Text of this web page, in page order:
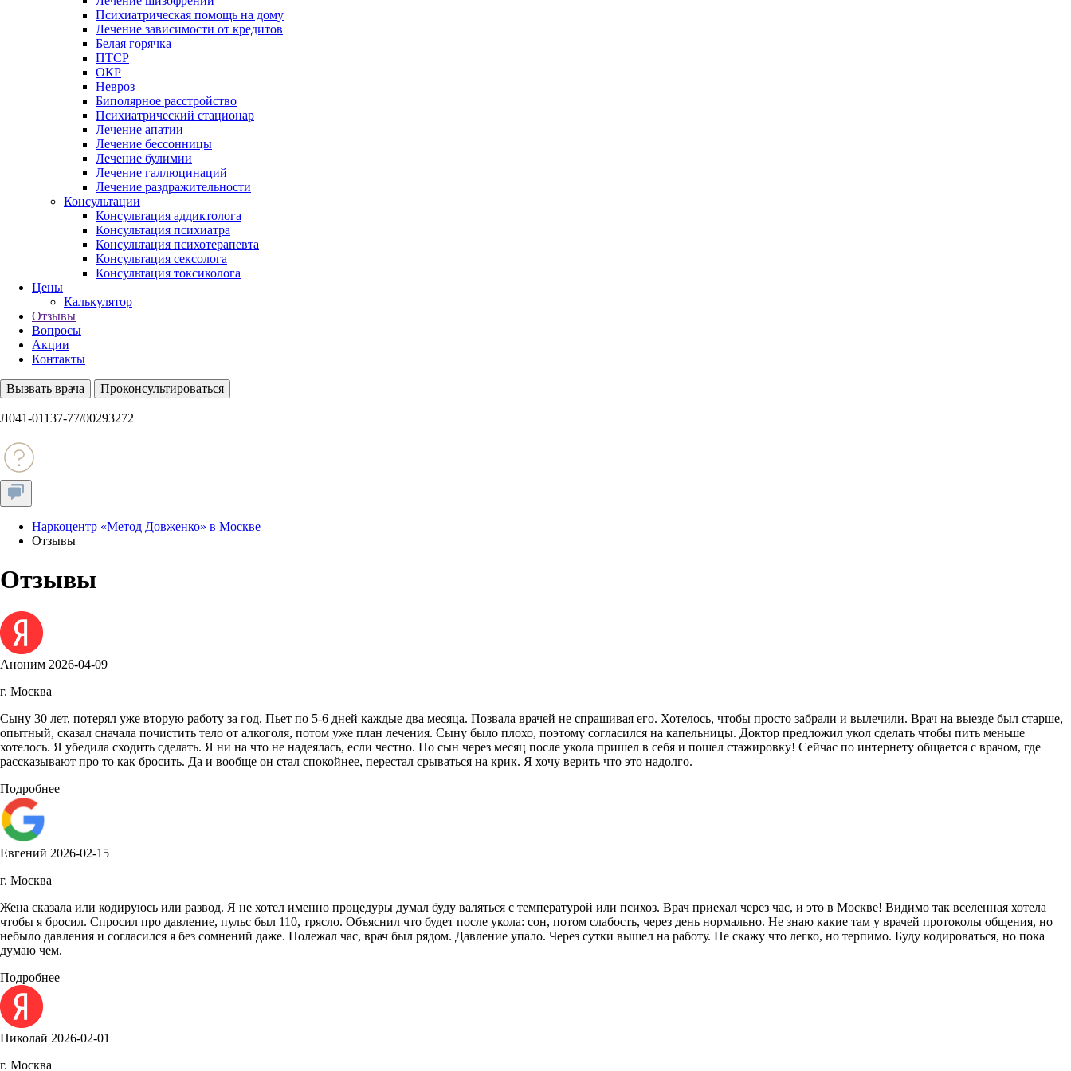
Психиатрическая помощь на дому
Лечение зависимости от кредитов
Белая горячка
ПТСР
ОКР
Невроз
Биполярное расстройство
Психиатрический стационар
Лечение апатии
Лечение бессонницы
Лечение булимии
Лечение галлюцинаций
Лечение раздражительности
Консультации
Консультация аддиктолога
Консультация психиатра
Консультация психотерапевта
Консультация сексолога
Консультация токсиколога
Цены
Калькулятор
Отзывы
Вопросы
Акции
Контакты
Вызвать врача Проконсультироваться
Л041-01137-77/00293272
Наркоцентр «Метод Довженко» в Москве
Отзывы
Отзывы
Аноним 2026-04-09
г. Москва
Сыну 30 лет, потерял уже вторую работу за год. Пьет по 5-6 дней каждые два месяца. Позвала врачей не спрашивая его. Хотелось, чтобы просто забрали и вылечили. Врач на выезде был старше,
опытный, сказал сначала почистить тело от алкоголя, потом уже план лечения. Сыну было плохо, поэтому согласился на капельницы. Доктор предложил укол сделать чтобы пить меньше
хотелось. Я убедила сходить сделать. Я ни на что не надеялась, если честно. Но сын через месяц после укола пришел в себя и пошел стажировку! Сейчас по интернету общается с врачом, где
рассказывают про то как бросить. Да и вообще он стал спокойнее, перестал срываться на крик. Я хочу верить что это надолго.
Подробнее
Евгений 2026-02-15
г. Москва
Жена сказала или кодируюсь или развод. Я не хотел именно процедуры думал буду валяться с температурой или психоз. Врач приехал через час, и это в Москве! Видимо так вселенная хотела
чтобы я бросил. Спросил про давление, пульс был 110, трясло. Объяснил что будет после укола: сон, потом слабость, через день нормально. Не знаю какие там у врачей протоколы общения, но
небыло давления и согласился я без сомнений даже. Полежал час, врач был рядом. Давление упало. Через сутки вышел на работу. Не скажу что легко, но терпимо. Буду кодироваться, но пока
думаю чем.
Подробнее
Николай 2026-02-01
г. Москва